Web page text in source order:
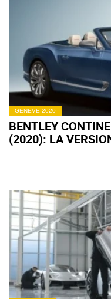
GENEVE-2020
BENTLEY
(2020): LA